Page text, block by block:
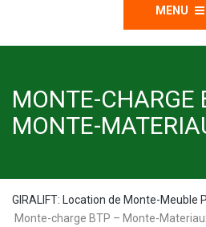
MENU
MONTE-CHARGE
MONTE-
GIRALIFT: Location de Monte-Meuble
Monte-charge BTP – Monte-